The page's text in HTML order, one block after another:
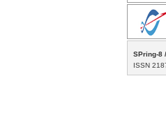
SPring-8
ISSN